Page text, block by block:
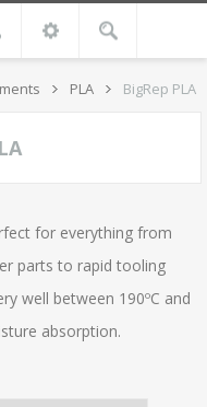
PLA BigRep PLA
for everything from
parts to rapid tooling
well between 190ºC and
absorption.